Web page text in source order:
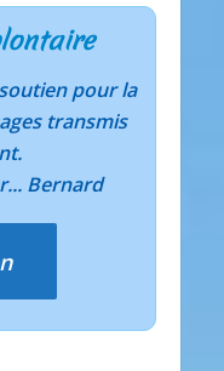
pour la
transmis
Bernard